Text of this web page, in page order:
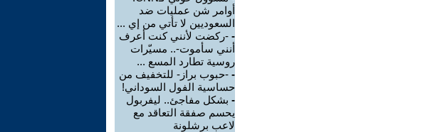
أوامر شن عمليات ضد
السعوديين لا تأتي من إي ...
- -ركضت لأنني كنت أعرف
أنني سأموت-.. مسيّرات
روسية تطارد المسع ...
- -حبوب براز- للتخفيف من
حساسية الفول السوداني!
- بشكل مفاجئ.. ليفربول
يحسم صفقة التعاقد مع
لاعب برشلونة